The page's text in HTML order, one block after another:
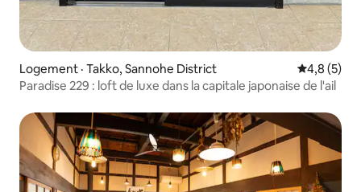
Logement · Takko, Sannohe District Note
4,8 (5)
Paradise 229 : loft de luxe dans la capitale japonaise de l'ail